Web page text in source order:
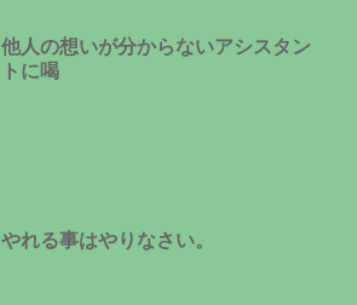
他人の想いが分からないアシスタン
トに喝
やれる事はやりなさい。